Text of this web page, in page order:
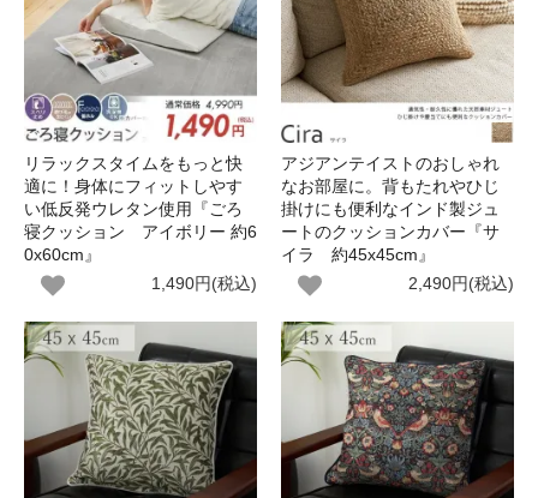
リラックスタイムをもっと快
適に！身体にフィットしやす
い低反発ウレタン使用『ごろ
寝クッション アイボリー 約6
0x60cm』
1,490円(税込)
アジアンテイストのおしゃれ
なお部屋に。背もたれやひじ
掛けにも便利なインド製ジュ
ートのクッションカバー『サ
イラ 約45x45cm』
2,490円(税込)